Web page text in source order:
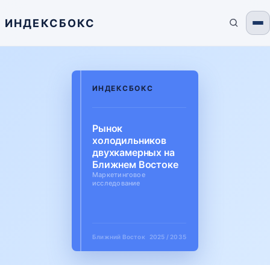
ИНДЕКСБОКС
ИНДЕКСБОКС
Рынок
холодильников
двухкамерных на
Ближнем Востоке
Маркетинговое
исследование
Ближний Восток 2025 / 2035